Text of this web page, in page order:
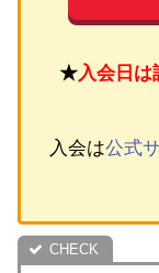
★入会日は
入会は公式